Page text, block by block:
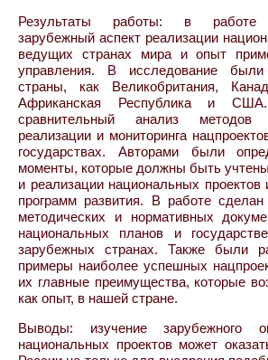
Результаты работы: в работе
зарубежный аспект реализации
ведущих странах мира и опыт
управления. В исследование
страны, как Великобритания,
Африканская Республика и
сравнительный анализ методов
реализации и мониторинга
государствах. Авторами были
моменты, которые должны быть
и реализации национальных проектов
программ развития. В работе
методических и нормативных
национальных планов и
зарубежных странах. Также были
примеры наиболее успешных
их главные преимущества, которые
как опыт, в нашей стране.
Выводы: изучение зарубежного
национальных проектов может